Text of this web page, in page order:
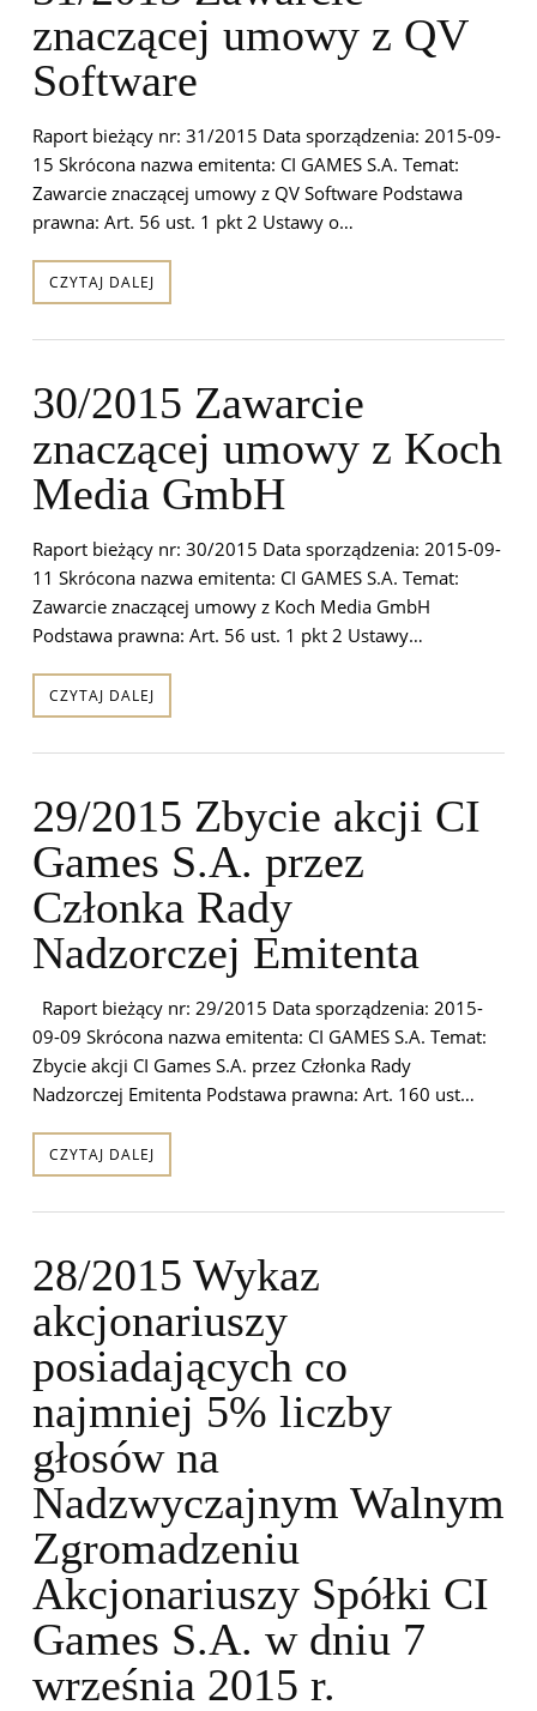
znaczącej umowy z QV
Software
Raport bieżący nr: 31/2015 Data sporządzenia: 2015-09-
15 Skrócona nazwa emitenta: CI GAMES S.A. Temat:
Zawarcie znaczącej umowy z QV Software Podstawa
prawna: Art. 56 ust. 1 pkt 2 Ustawy o…
CZYTAJ DALEJ
30/2015 Zawarcie
znaczącej umowy z Koch
Media GmbH
Raport bieżący nr: 30/2015 Data sporządzenia: 2015-09-
11 Skrócona nazwa emitenta: CI GAMES S.A. Temat:
Zawarcie znaczącej umowy z Koch Media GmbH
Podstawa prawna: Art. 56 ust. 1 pkt 2 Ustawy…
CZYTAJ DALEJ
29/2015 Zbycie akcji CI
Games S.A. przez
Członka Rady
Nadzorczej Emitenta
Raport bieżący nr: 29/2015 Data sporządzenia: 2015-
09-09 Skrócona nazwa emitenta: CI GAMES S.A. Temat:
Zbycie akcji CI Games S.A. przez Członka Rady
Nadzorczej Emitenta Podstawa prawna: Art. 160 ust…
CZYTAJ DALEJ
28/2015 Wykaz
akcjonariuszy
posiadających co
najmniej 5% liczby
głosów na
Nadzwyczajnym Walnym
Zgromadzeniu
Akcjonariuszy Spółki CI
Games S.A. w dniu 7
września 2015 r.